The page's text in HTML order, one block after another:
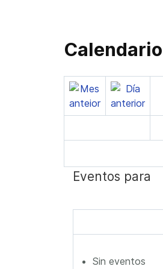
Eventos para
Sin eventos